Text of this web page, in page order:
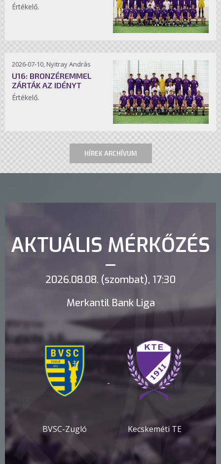
Értékelő.
2026-07-10, Nyitray András
U16: BRONZÉREMMEL
ZÁRTÁK AZ IDÉNYT
Értékelő.
HÍREK ARCHÍVUM
AKTUÁLIS MÉRKŐZÉS
2026.08.08. (szombat), 17:30
Merkantil Bank Liga
BVSC-Zugló
-
Kecskeméti TE